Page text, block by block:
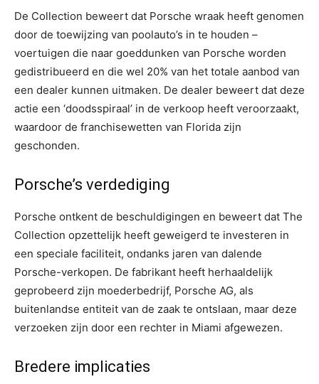
De Collection beweert dat Porsche wraak heeft genomen
door de toewijzing van poolauto’s in te houden –
voertuigen die naar goeddunken van Porsche worden
gedistribueerd en die wel 20% van het totale aanbod van
een dealer kunnen uitmaken. De dealer beweert dat deze
actie een ‘doodsspiraal’ in de verkoop heeft veroorzaakt,
waardoor de franchisewetten van Florida zijn
geschonden.
Porsche’s verdediging
Porsche ontkent de beschuldigingen en beweert dat The
Collection opzettelijk heeft geweigerd te investeren in
een speciale faciliteit, ondanks jaren van dalende
Porsche-verkopen. De fabrikant heeft herhaaldelijk
geprobeerd zijn moederbedrijf, Porsche AG, als
buitenlandse entiteit van de zaak te ontslaan, maar deze
verzoeken zijn door een rechter in Miami afgewezen.
Bredere implicaties